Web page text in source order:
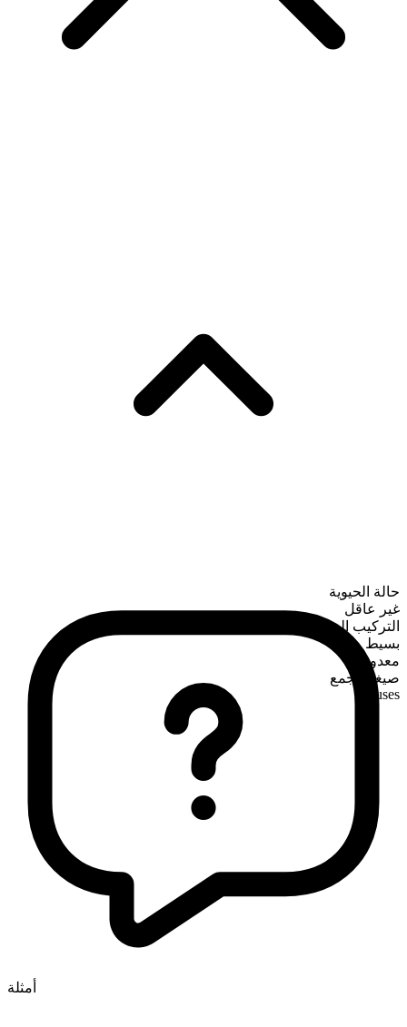
حالة الحيوية
غير عاقل
التركيب الصرفي
بسيط
معدود
صيغة الجمع
houses
أمثلة